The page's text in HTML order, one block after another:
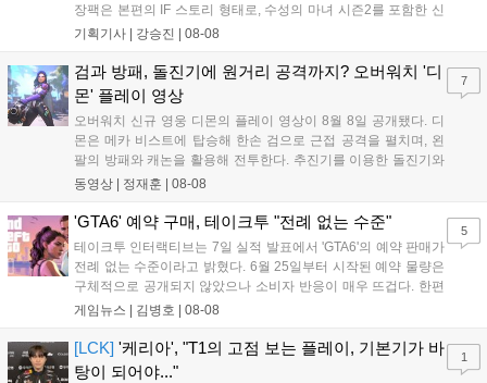
장팩은 본편의 IF 스토리 형태로, 수성의 마녀 시즌2를 포함한 신
규 참전작과 크로스오버 합체기를 선보이며 작품을 완결 짓는다.
하는 몰입감 있는 서사와 조합을 구현하며 시리즈의 미래를 향한
새로운 가능성을 제시했다....
기획기사 | 강승진 08-08
검과 방패, 돌진기에 원거리 공격까지? 오버워치 '디
몬' 플레이 영상
오버워치 신규 영웅 디몬의 플레이 영상이 8월 8일 공개됐다. 디
몬은 메카 비스트에 탑승해 한손 검으로 근접 공격을 펼치며, 왼
팔의 방패와 캐논을 활용해 전투한다. 추진기를 이용한 돌진기와
참격 형태의 궁극기를 보유했고, 메카 파괴 시 맨몸으로 기관총을
산의 영웅들 업데이트를 통해 정식 출시될 예정이다....
동영상 | 정재훈 08-08
7
'GTA6' 예약 구매, 테이크투 "전례 없는 수준"
테이크투 인터랙티브는 7일 실적 발표에서 'GTA6'의 예약 판매가
전례 없는 수준이라고 밝혔다. 6월 25일부터 시작된 예약 물량은
구체적으로 공개되지 않았으나 소비자 반응이 매우 뜨겁다. 한편
11월 19일 PS5와 Xbox 시리즈 X|S로 정식 출시될 예정이며, 록
상 'Grand Theft Auto VI: An Extended Look'을 최초 공개할 계획
이다....
게임뉴스 | 김병호 08-08
5
[LCK] '케리아', "T1의 고점 보는 플레이, 기본기가 바
탕이 되어야..."
1